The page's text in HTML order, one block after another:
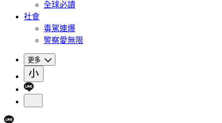
全球必讀
社會
毒駕連爆
警察愛無限
更多